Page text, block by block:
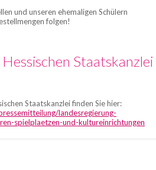
und unseren ehemaligen Schülern
folgen!
Staatskanzlei
Staatskanzlei finden Sie hier:
landesregierung-
spielplaetzen-und-kultureinrichtungen